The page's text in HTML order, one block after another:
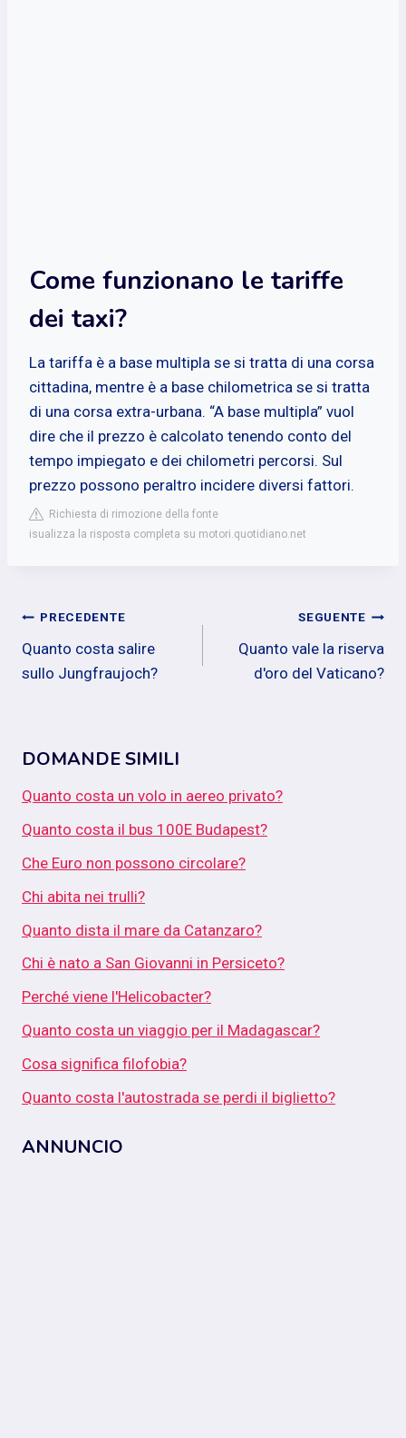
Come funzionano le tariffe
dei taxi?
La tariffa è a base multipla se si tratta di una corsa
cittadina, mentre è a base chilometrica se si tratta
di una corsa extra-urbana. “A base multipla” vuol
dire che il prezzo è calcolato tenendo conto del
tempo impiegato e dei chilometri percorsi. Sul
prezzo possono peraltro incidere diversi fattori.
Richiesta di rimozione della fonte
isualizza la risposta completa su motori.quotidiano.net
Navigazione
articoli
PRECEDENTE
Quanto costa salire
sullo Jungfraujoch?
SEGUENTE
Quanto vale la riserva
d'oro del Vaticano?
DOMANDE SIMILI
Quanto costa un volo in aereo privato?
Quanto costa il bus 100E Budapest?
Che Euro non possono circolare?
Chi abita nei trulli?
Quanto dista il mare da Catanzaro?
Chi è nato a San Giovanni in Persiceto?
Perché viene l'Helicobacter?
Quanto costa un viaggio per il Madagascar?
Cosa significa filofobia?
Quanto costa l'autostrada se perdi il biglietto?
ANNUNCIO